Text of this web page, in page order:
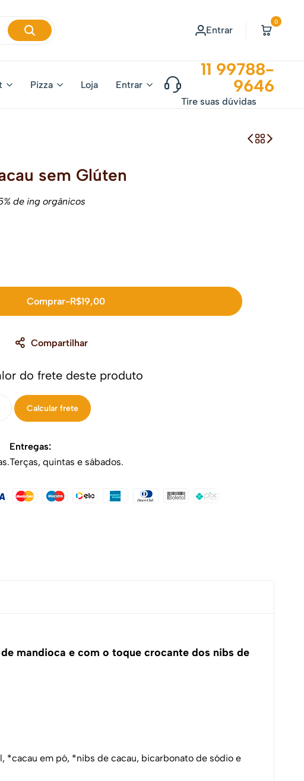
Entrar
0
Pizza Loja Entrar
11 99788-
9646
Tire suas dúvidas
sem Glúten
de ing orgânicos
Comprar-R$19,00
Compartilhar
do frete deste produto
Entregas:
Terças, quintas e sábados.
mandioca e com o toque crocante dos nibs de
*cacau em pó, *nibs de cacau, bicarbonato de sódio e